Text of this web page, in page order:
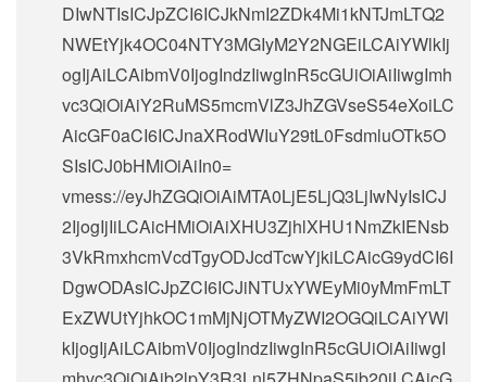
DIwNTIsICJpZCI6ICJkNmI2ZDk4Mi1kNTJmLTQ2
NWEtYjk4OC04NTY3MGIyM2Y2NGEiLCAiYWlkIj
ogIjAiLCAibmV0IjogIndzIiwgInR5cGUiOiAiIiwgImh
vc3QiOiAiY2RuMS5mcmVlZ3JhZGVseS54eXoiLC
AicGF0aCI6ICJnaXRodWIuY29tL0FsdmluOTk5O
SIsICJ0bHMiOiAiIn0=
vmess://eyJhZGQiOiAiMTA0LjE5LjQ3LjIwNyIsICJ
2IjogIjIiLCAicHMiOiAiXHU3ZjhlXHU1NmZkIENsb
3VkRmxhcmVcdTgyODJcdTcwYjkiLCAicG9ydCI6I
DgwODAsICJpZCI6ICJiNTUxYWEyMi0yMmFmLT
ExZWUtYjhkOC1mMjNjOTMyZWI2OGQiLCAiYWl
kIjogIjAiLCAibmV0IjogIndzIiwgInR5cGUiOiAiIiwgI